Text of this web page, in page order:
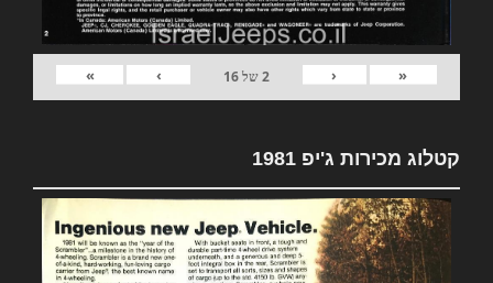
«
‹
2של16
›
»
קטלוג מכירות ג'יפ 1981